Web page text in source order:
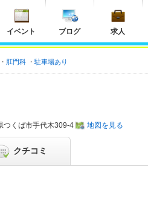
イベント ブログ 求人
肛門科 駐車場あり
つくば市手代木309-4 地図を見る
クチコミ